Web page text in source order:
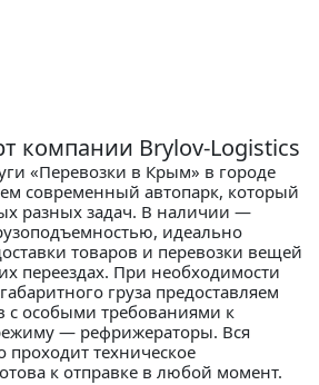
компании Brylov-Logistics
«Перевозки в Крым» в городе
современный автопарк, который
разных задач. В наличии —
идеально
товаров и перевозки вещей
переездах. При необходимости
груза предоставляем
с особыми требованиями к
— рефрижераторы. Вся
проходит техническое
к отправке в любой момент.